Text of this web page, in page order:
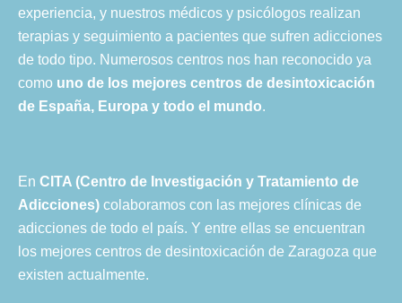
experiencia, y nuestros médicos y psicólogos realizan
terapias y seguimiento a pacientes que sufren adicciones
de todo tipo. Numerosos centros nos han reconocido ya
como uno de los mejores centros de desintoxicación
de España, Europa y todo el mundo.
En CITA (Centro de Investigación y Tratamiento de
Adicciones) colaboramos con las mejores clínicas de
adicciones de todo el país. Y entre ellas se encuentran
los mejores centros de desintoxicación de Zaragoza que
existen actualmente.